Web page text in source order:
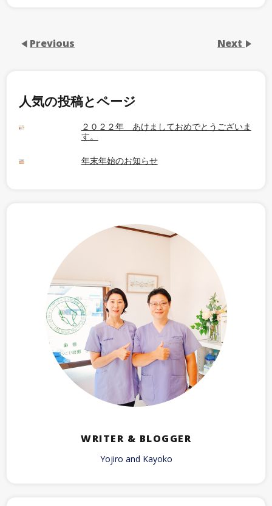
Previous Next
人気の投稿とページ
２０２２年 あけましておめでとうございま
す。
年末年始のお知らせ
WRITER & BLOGGER
Yojiro and Kayoko